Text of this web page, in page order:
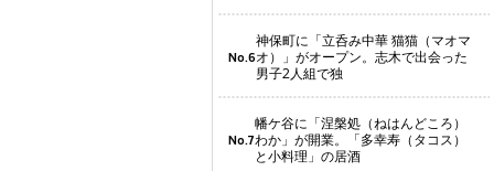
No.6
神保町に「立呑み中華 猫猫（マオマ
オ）」がオープン。志木で出会った
男子2人組で独
No.7
幡ケ谷に「涅槃処（ねはんどころ）
わか」が開業。「多幸寿（タコス）
と小料理」の居酒